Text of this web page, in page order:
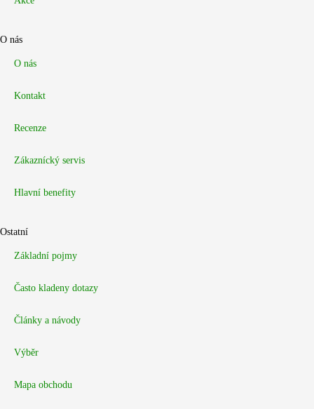
O nás
O nás
Kontakt
Recenze
Zákaznícký servis
Hlavní benefity
Ostatní
Základní pojmy
Často kladeny dotazy
Články a návody
Výběr
Mapa obchodu